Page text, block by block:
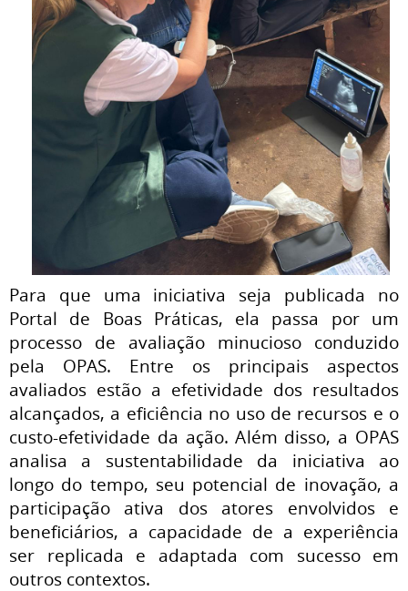
Para que uma iniciativa seja publicada no
Portal de Boas Práticas, ela passa por um
processo de avaliação minucioso conduzido
pela OPAS. Entre os principais aspectos
avaliados estão a efetividade dos resultados
alcançados, a eficiência no uso de recursos e o
custo-efetividade da ação. Além disso, a OPAS
analisa a sustentabilidade da iniciativa ao
longo do tempo, seu potencial de inovação, a
participação ativa dos atores envolvidos e
beneficiários, a capacidade de a experiência
ser replicada e adaptada com sucesso em
outros contextos.